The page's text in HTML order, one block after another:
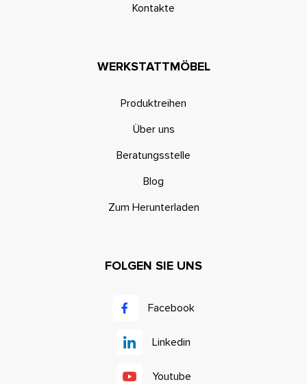
Kontakte
WERKSTATTMÖBEL
Produktreihen
Über uns
Beratungsstelle
Blog
Zum Herunterladen
FOLGEN SIE UNS
Facebook
Linkedin
Youtube